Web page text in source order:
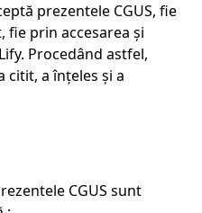
prezentele CGUS, fie
prin accesarea și
Procedând astfel,
citit, a înțeles și a
CGUS sunt